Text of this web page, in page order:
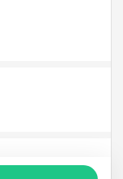
，商品資料更新會有